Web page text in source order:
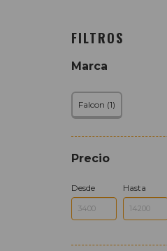
FILTROS
Marca
Falcon (1)
Precio
Desde Hasta